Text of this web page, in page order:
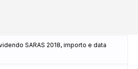
SARAS 2018, importo e data